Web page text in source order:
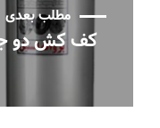
مطلب بعدی